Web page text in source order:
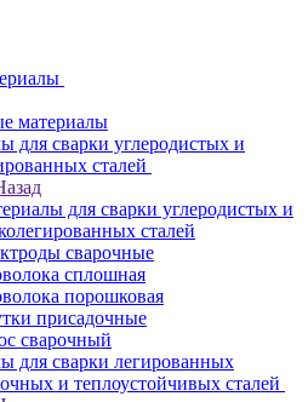
материалы
для сварки углеродистых и
сталей
для сварки углеродистых и
сталей
сварочные
сплошная
порошковая
присадочные
сварочный
для сварки легированных
и теплоустойчивых сталей